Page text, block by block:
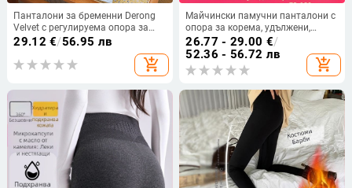
Панталони за бременни Derong
Velvet с регулируема опора за
корема, подплатени, еластични и
зимния сезон
29.12 €/56.95 лв
add_shopping_cart
Майчински памучни панталони с
опора за корема, удължени,
свободна кройка, есенни
пижамени панталони
26.77 - 29.00 €/
52.36 - 56.72 лв
add_shopping_cart